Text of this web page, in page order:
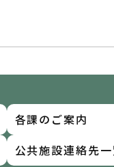
各課のご案内
公共施設連絡先